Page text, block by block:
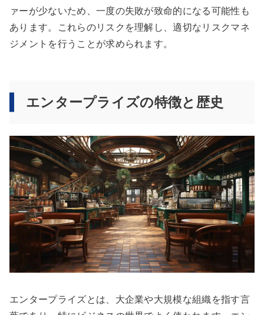
ァーが少ないため、一度の失敗が致命的になる可能性も
あります。これらのリスクを理解し、適切なリスクマネ
ジメントを行うことが求められます。
エンタープライズの特徴と歴史
エンタープライズとは、大企業や大規模な組織を指す言